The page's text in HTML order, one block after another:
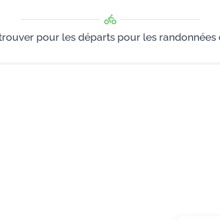
pour les départs pour les randonnées